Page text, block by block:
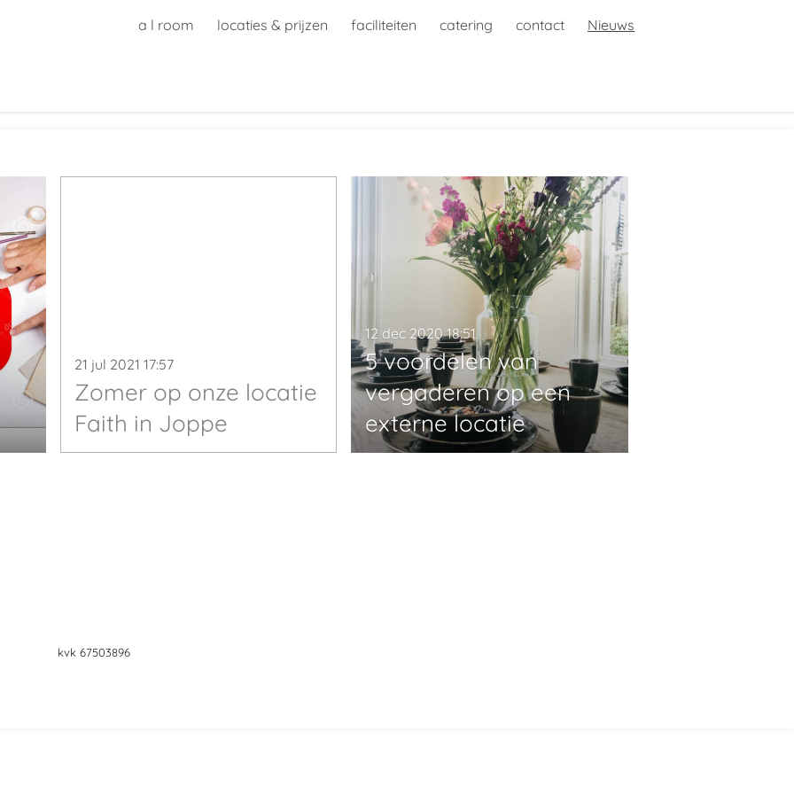
a l room locaties & prijzen faciliteiten catering contact Nieuws
Zomer op onze locatie
Faith in Joppe
21 jul 2021 17:57
5 voordelen van
vergaderen op een
externe locatie
12 dec 2020 18:51
67503896